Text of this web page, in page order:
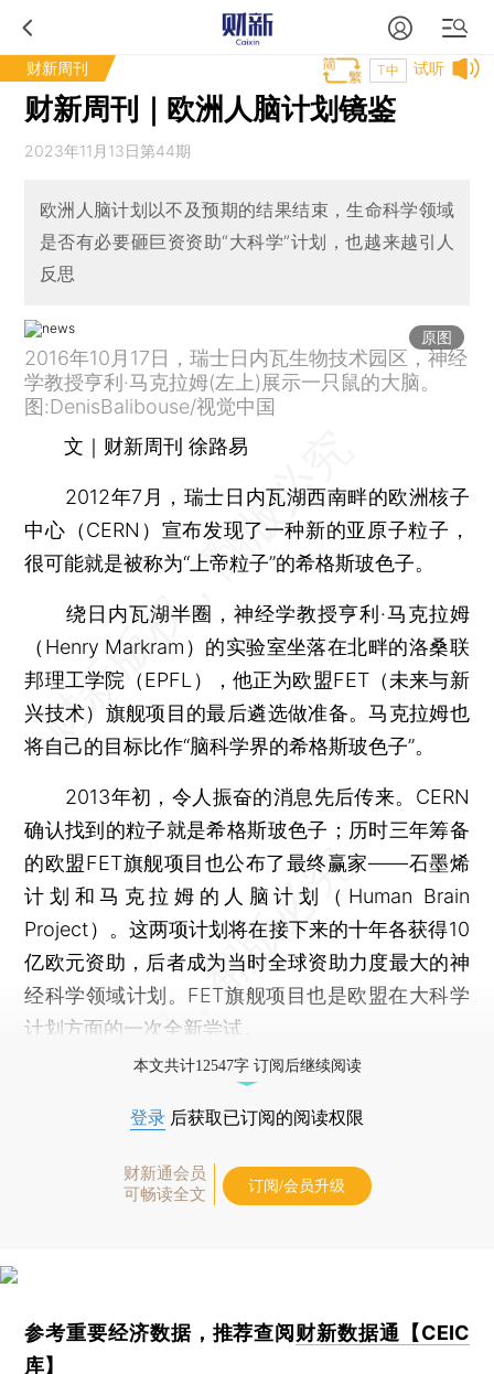
财新周刊 试听
T中
财新周刊｜欧洲人脑计划镜鉴
2023年11月13日第44期
欧洲人脑计划以不及预期的结果结束，生命科学领域
是否有必要砸巨资资助“大科学”计划，也越来越引人
反思
原图
2016年10月17日，瑞士日内瓦生物技术园区，神经
学教授亨利·马克拉姆(左上)展示一只鼠的大脑。
图:DenisBalibouse/视觉中国
文｜财新周刊 徐路易
2012年7月，瑞士日内瓦湖西南畔的欧洲核子
中心（CERN）宣布发现了一种新的亚原子粒子，
很可能就是被称为“上帝粒子”的希格斯玻色子。
绕日内瓦湖半圈，神经学教授亨利·马克拉姆
（Henry Markram）的实验室坐落在北畔的洛桑联
邦理工学院（EPFL），他正为欧盟FET（未来与新
兴技术）旗舰项目的最后遴选做准备。马克拉姆也
将自己的目标比作“脑科学界的希格斯玻色子”。
2013年初，令人振奋的消息先后传来。CERN
确认找到的粒子就是希格斯玻色子；历时三年筹备
的欧盟FET旗舰项目也公布了最终赢家——石墨烯
计划和马克拉姆的人脑计划（Human Brain
Project）。这两项计划将在接下来的十年各获得10
亿欧元资助，后者成为当时全球资助力度最大的神
经科学领域计划。FET旗舰项目也是欧盟在大科学
计划方面的一次全新尝试。
本文共计12547字 订阅后继续阅读
登录 后获取已订阅的阅读权限
财新通会员
可畅读全文
订阅/会员升级
参考重要经济数据，推荐查阅 财新数据通【CEIC
库】